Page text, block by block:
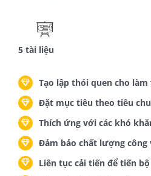
5 tài liệu
Tạo lập thói quen cho làm
Đặt mục tiêu theo tiêu
Thích ứng với các khó
Đảm bảo chất lượng công
Liên tục cải tiến để tiến